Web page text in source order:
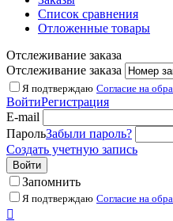
Список сравнения
Отложенные товары
Отслеживание заказа
Отслеживание заказа
Я подтверждаю Согласие на
ВойтиРегистрация
E-mail
ПарольЗабыли пароль?
Создать учетную запись
Войти
Запомнить
Я подтверждаю Согласие на
